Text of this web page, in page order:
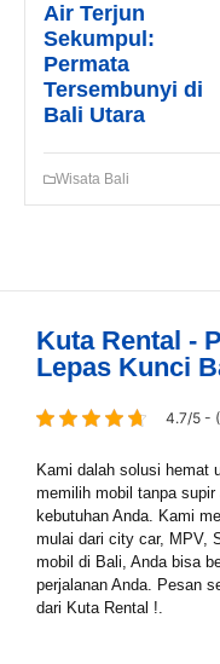
Air Terjun
Sekumpul:
Permata
Tersembunyi di
Bali Utara
Wisata Bali
Kuta Rental -
Lepas Kunci
4.7/5 -
Kami dalah solusi hemat
memilih mobil tanpa
kebutuhan Anda. Kami
mulai dari city car, MPV,
mobil di Bali, Anda bisa
perjalanan Anda. Pesan
dari Kuta Rental !.